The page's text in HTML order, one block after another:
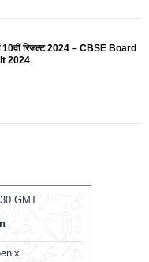
10वीं रिजल्ट 2024 – CBSE Board
2024
GMT